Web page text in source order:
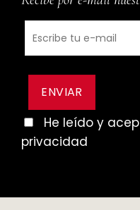
He leído y
privacidad